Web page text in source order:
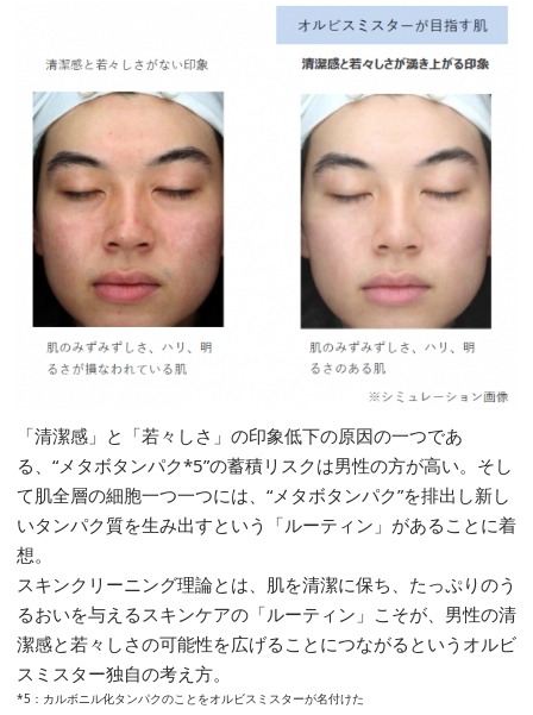
「清潔感」と「若々しさ」の印象低下の原因の一つであ
る、“メタボタンパク*5”の蓄積リスクは男性の方が高い。そし
て肌全層の細胞一つ一つには、“メタボタンパク”を排出し新し
いタンパク質を生み出すという「ルーティン」があることに着
想。
スキンクリーニング理論とは、肌を清潔に保ち、たっぷりのう
るおいを与えるスキンケアの「ルーティン」こそが、男性の清
潔感と若々しさの可能性を広げることにつながるというオルビ
スミスター独自の考え方。
*5：カルボニル化タンパクのことをオルビスミスターが名付けた